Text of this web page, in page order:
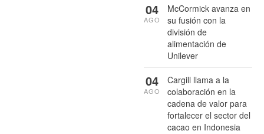
McCormick avanza en
su fusión con la
división de
alimentación de
Unilever
04
AGO
Cargill llama a la
colaboración en la
cadena de valor para
fortalecer el sector del
cacao en Indonesia
04
AGO